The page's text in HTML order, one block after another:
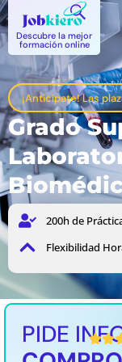
Descubre la mejor
formación online
¡Anticípate! Las
Grado
200h de
Flexibilidad
PIDE